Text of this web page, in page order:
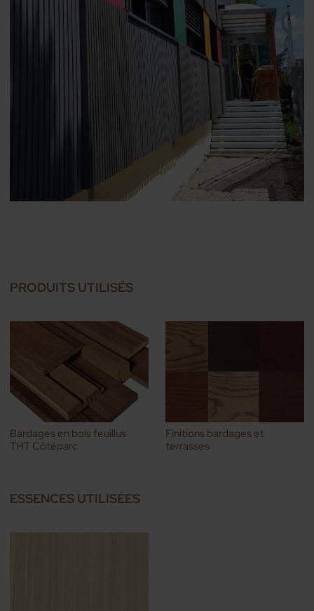
PRODUITS UTILISÉS
Bardages en bois feuillus
THT Côtéparc
Finitions bardages et
terrasses
ESSENCES UTILISÉES